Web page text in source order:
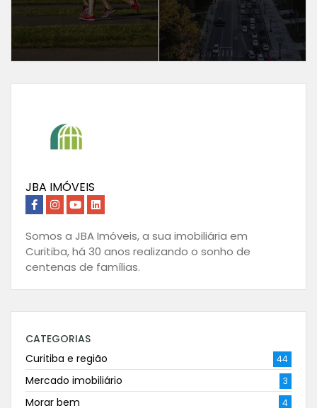
JBA IMÓVEIS
Somos a JBA Imóveis, a sua imobiliária em
Curitiba, há 30 anos realizando o sonho de
centenas de famílias.
CATEGORIAS
Curitiba e região
44
Mercado imobiliário 3
Morar bem 4